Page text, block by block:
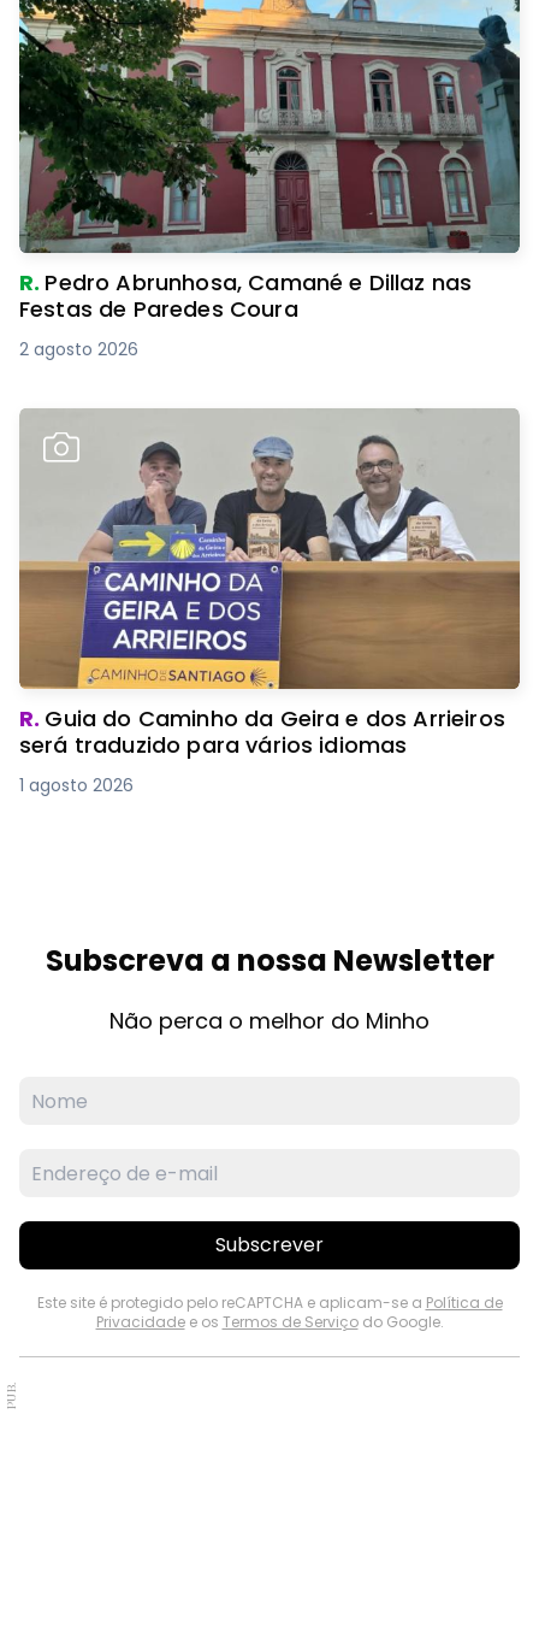
R. Pedro Abrunhosa, Camané e Dillaz nas
Festas de Paredes Coura
2 agosto 2026
R. Guia do Caminho da Geira e dos Arrieiros
será traduzido para vários idiomas
1 agosto 2026
Subscreva a nossa Newsletter
Não perca o melhor do Minho
Subscrever
Este site é protegido pelo reCAPTCHA e aplicam-se a Política de
Privacidadee os Termos de Serviçodo Google.
PUB.